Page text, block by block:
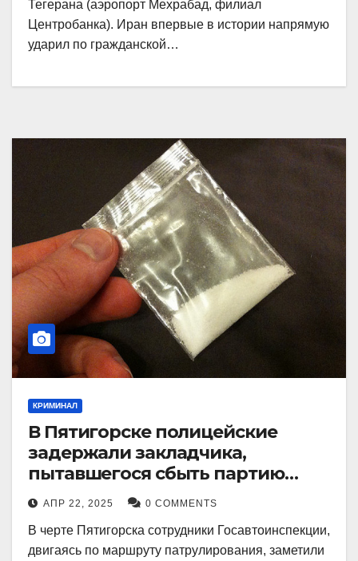
Тегерана (аэропорт Мехрабад, филиал
Центробанка). Иран впервые в истории напрямую
ударил по гражданской…
КРИМИНАЛ
В Пятигорске полицейские
задержали закладчика,
пытавшегося сбыть партию
синтетического наркотика
АПР 22, 2025 0 COMMENTS
В черте Пятигорска сотрудники Госавтоинспекции,
двигаясь по маршруту патрулирования, заметили